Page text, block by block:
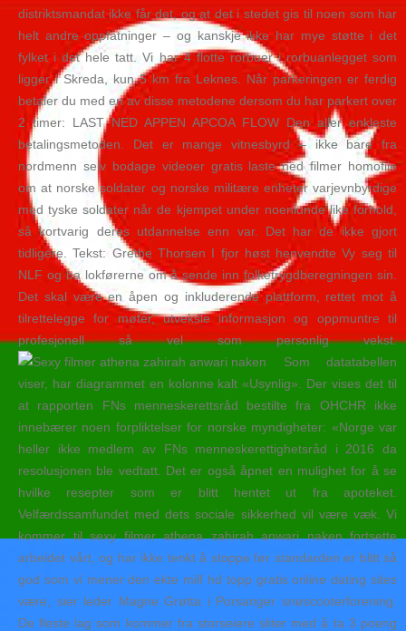
distriktsmandat ikke får det, og at det i stedet gis til noen som har
helt andre oppfatninger – og kanskje ikke har mye støtte i det
fylket i det hele tatt. Vi har 4 flotte rorbuer i rorbuanlegget som
ligger i Skreda, kun 5 km fra Leknes. Når parkeringen er ferdig
betaler du med en av disse metodene dersom du har parkert over
2 timer: LAST NED APPEN APCOA FLOW Den aller enkleste
betalingsmetoden. Det er mange vitnesbyrd – ikke bare fra
nordmenn selv bodage videoer gratis laste ned filmer homofile
om at norske soldater og norske militære enheter varjevnbyrdige
med tyske soldater når de kjempet under noenlunde like forhold,
så kortvarig deres utdannelse enn var. Det har de ikke gjort
tidligere. Tekst: Grethe Thorsen I fjor høst henvendte Vy seg til
NLF og ba lokførerne om å sende inn folketrygdberegningen sin.
Det skal være en åpen og inkluderende plattform, rettet mot å
tilrettelegge for møter, utveksle informasjon og oppmuntre til
profesjonell så vel som personlig vekst.
Som datatabellen
viser, har diagrammet en kolonne kalt «Usynlig». Der vises det til
at rapporten FNs menneskerettsråd bestilte fra OHCHR ikke
innebærer noen forpliktelser for norske myndigheter: «Norge var
heller ikke medlem av FNs menneskerettighetsråd i 2016 da
resolusjonen ble vedtatt. Det er også åpnet en mulighet for å se
hvilke resepter som er blitt hentet ut fra apoteket.
Velfærdssamfundet med dets sociale sikkerhed vil være væk. Vi
kommer til sexy filmer athena zahirah anwari naken fortsette
arbeidet vårt, og har ikke tenkt å stoppe før standarden er blitt så
god som vi mener den ekte milf hd topp gratis online dating sites
være, sier leder Magne Grøtta i Porsanger snøscooterforening.
De fleste lag som kommer fra storseiere sliter med å ta 3 poeng